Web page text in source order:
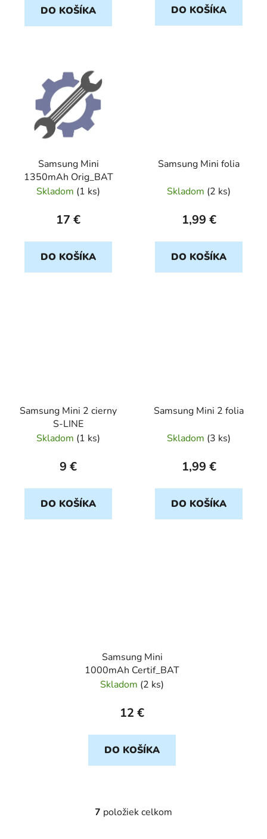
DO KOŠÍKA DO KOŠÍKA
Samsung Mini
1350mAh Orig_BAT
Skladom (1 ks)
17 €
DO KOŠÍKA
Samsung Mini folia
Skladom (2 ks)
1,99 €
DO KOŠÍKA
Samsung Mini 2 cierny
S-LINE
Skladom (1 ks)
9 €
DO KOŠÍKA
Samsung Mini 2 folia
Skladom (3 ks)
1,99 €
DO KOŠÍKA
Samsung Mini
1000mAh Certif_BAT
Skladom (2 ks)
12 €
DO KOŠÍKA
O
7 položiek celkom